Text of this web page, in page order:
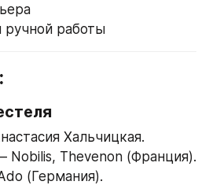
работы
Хальчицкая.
Thevenon (Франция).
(Германия).